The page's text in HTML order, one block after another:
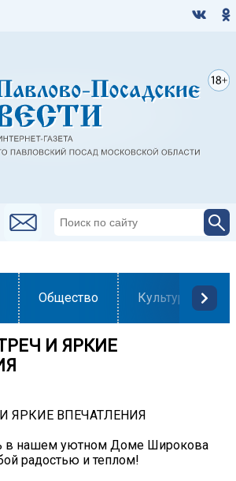
Общество Культура
И ЯРКИЕ
ЯРКИЕ ВПЕЧАТЛЕНИЯ
в нашем уютном Доме Широкова
радостью и теплом!